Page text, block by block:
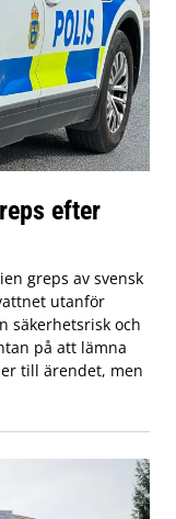
efter
greps av svensk
utanför
säkerhetsrisk och
på att lämna
till ärendet, men